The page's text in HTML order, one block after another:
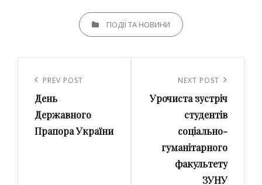
CATEGORIESПОДІЇ ТА НОВИНИ
записів
Previous
Post
PREV POST
День
Державного
Прапора України
Post
NEXT POST
Урочиста зустріч
студентів
соціально-
гуманітарного
факультету
ЗУНУ